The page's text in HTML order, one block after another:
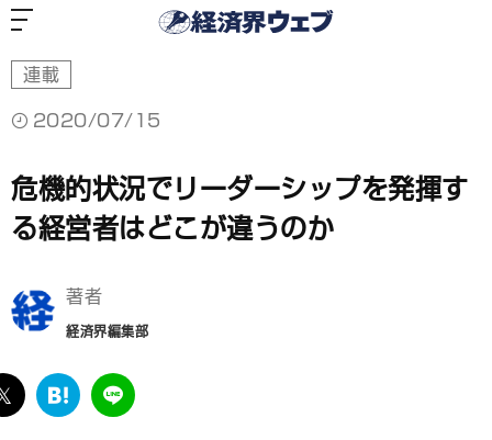
連載
2020/07/15
危機的状況でリーダーシップを発揮す
る経営者はどこが違うのか
著者
経済界編集部
twitter
は
LINE